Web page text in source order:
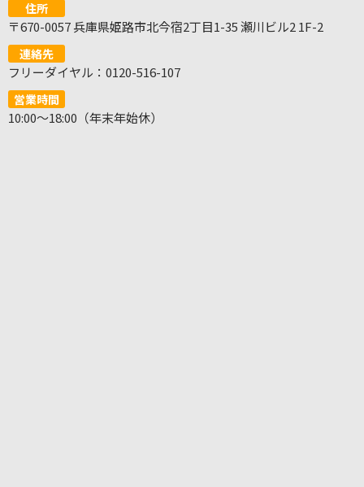
住所
〒670-0057 兵庫県姫路市北今宿2丁目1-35 瀬川ビル2 1F-2
連絡先
フリーダイヤル：0120-516-107
営業時間
10:00～18:00（年末年始休）